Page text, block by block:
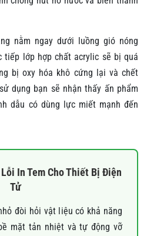
nằm ngay dưới luồng gió nóng
tiếp lớp hợp chất acrylic sẽ bị quá
bị oxy hóa khô cứng lại và chết
dụng bạn sẽ nhận thấy ấn phẩm
dẫu có dùng lực miết mạnh đến
Lỗi In Tem Cho Thiết Bị Điện
Tử
đòi hỏi vật liệu có khả năng
mặt tản nhiệt và tự động vỡ